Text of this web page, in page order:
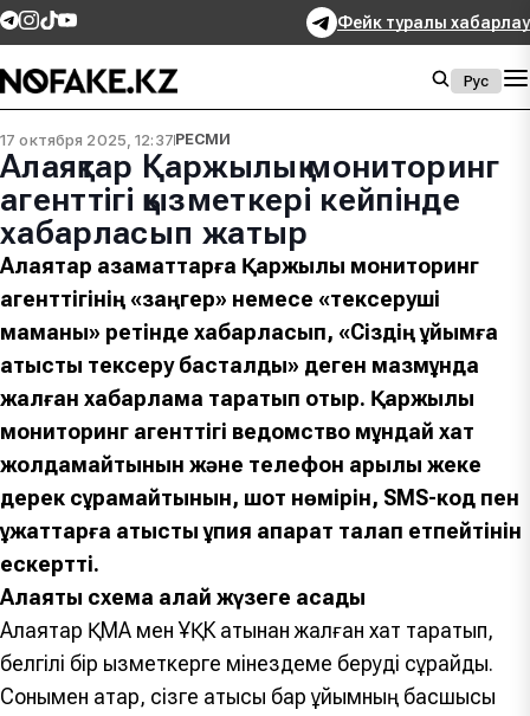
Фейк туралы хабарлау
Рус
17 октября 2025, 12:37РЕСМИ
Алаяқтар Қаржылық мониторинг
агенттігі қызметкері кейпінде
хабарласып жатыр
Алаяқтар азаматтарға Қаржылық мониторинг
агенттігінің «заңгер» немесе «тексеруші
маманы» ретінде хабарласып, «Сіздің ұйымға
қатысты тексеру басталды» деген мазмұнда
жалған хабарлама таратып отыр. Қаржылық
мониторинг агенттігі ведомство мұндай хат
жолдамайтынын және телефон арқылы жеке
дерек сұрамайтынын, шот нөмірін, SMS-код пен
құжаттарға қатысты құпия ақпарат талап етпейтінін
ескертті.
Алаяқтық схема қалай жүзеге асады
Алаяқтар ҚМА мен ҰҚК атынан жалған хат таратып,
белгілі бір қызметкерге мінездеме беруді сұрайды.
Сонымен қатар, сізге қатысы бар ұйымның басшысы